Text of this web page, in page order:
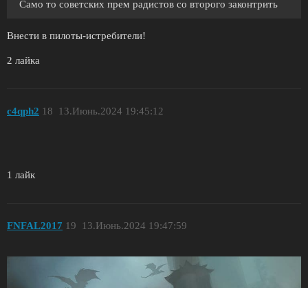
Само то советских прем радистов со второго законтрить
Внести в пилоты-истребители!
2 лайка
c4qph2 13.Июнь.2024 19:45:12
18
1 лайк
FNFAL2017 13.Июнь.2024 19:47:59
19